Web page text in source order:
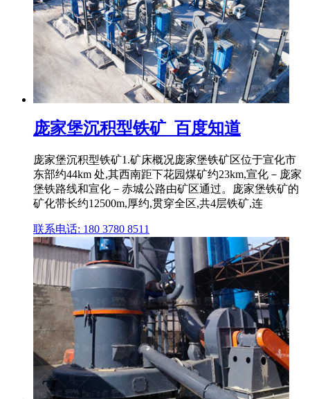
庞家堡沉积型铁矿_百度知道
庞家堡沉积型铁矿1.矿床概况庞家堡铁矿区位于宣化市
东部约44km 处,其西南距下花园煤矿约23km,宣化－庞家
堡铁路线和宣化－赤城公路由矿区通过。庞家堡铁矿的
矿化带长约12500m,厚约,贯穿全区,共4层铁矿,连
联系电话: 180 3780 8511